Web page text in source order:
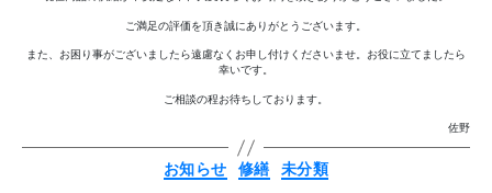
ご満足の評価を頂き誠にありがとうございます。
また、お困り事がございましたら遠慮なくお申し付けくださいませ。お役に立てましたら
幸いです。
ご相談の程お待ちしております。
佐野
カ
テ
お知らせ 修繕 未分類
作
成